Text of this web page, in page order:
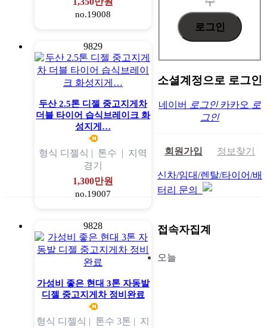
no.19008
9829
두산 2.5톤 디젤 중고지게차
더블 타이어 습식브레이크 화
성지게…
형식 디젤식 | 톤수 | 지역
경기
1,300만원
no.19007
9828
가성비 좋은 현대 3톤 자동발
디젤 중고지게차 정비완료
형식 디젤식 | 톤수 3톤 | 지
소셜계정으로 로그인
네이버 로그인 카카오 로
그인
회원가입 정보찾기
신차/임대/렌탈/타이어/배
터리 문의
접속자집계
오늘